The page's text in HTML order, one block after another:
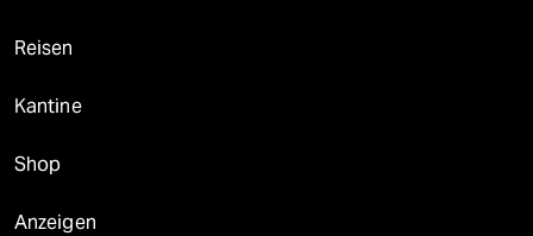
Reisen
Kantine
Shop
Anzeigen